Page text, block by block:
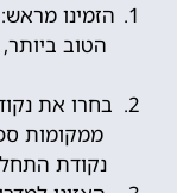
הזמינו
הטוב
בחרו את
ממקומות
נקודת